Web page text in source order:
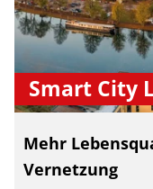
Smart City
Mehr
Vernetzung